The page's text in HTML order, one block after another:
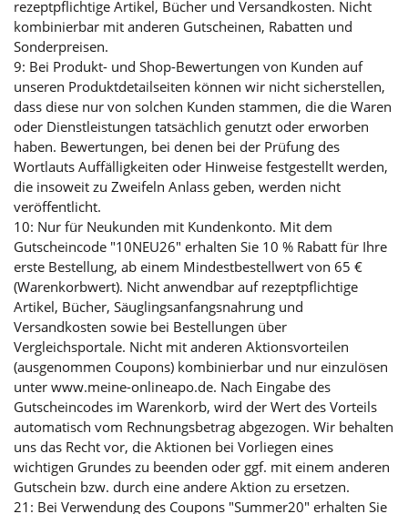
rezeptpflichtige Artikel, Bücher und Versandkosten. Nicht
kombinierbar mit anderen Gutscheinen, Rabatten und
Sonderpreisen.
9: Bei Produkt- und Shop-Bewertungen von Kunden auf
unseren Produktdetailseiten können wir nicht sicherstellen,
dass diese nur von solchen Kunden stammen, die die Waren
oder Dienstleistungen tatsächlich genutzt oder erworben
haben. Bewertungen, bei denen bei der Prüfung des
Wortlauts Auffälligkeiten oder Hinweise festgestellt werden,
die insoweit zu Zweifeln Anlass geben, werden nicht
veröffentlicht.
10: Nur für Neukunden mit Kundenkonto. Mit dem
Gutscheincode "10NEU26" erhalten Sie 10 % Rabatt für Ihre
erste Bestellung, ab einem Mindestbestellwert von 65 €
(Warenkorbwert). Nicht anwendbar auf rezeptpflichtige
Artikel, Bücher, Säuglingsanfangsnahrung und
Versandkosten sowie bei Bestellungen über
Vergleichsportale. Nicht mit anderen Aktionsvorteilen
(ausgenommen Coupons) kombinierbar und nur einzulösen
unter www.meine-onlineapo.de. Nach Eingabe des
Gutscheincodes im Warenkorb, wird der Wert des Vorteils
automatisch vom Rechnungsbetrag abgezogen. Wir behalten
uns das Recht vor, die Aktionen bei Vorliegen eines
wichtigen Grundes zu beenden oder ggf. mit einem anderen
Gutschein bzw. durch eine andere Aktion zu ersetzen.
21: Bei Verwendung des Coupons "Summer20" erhalten Sie